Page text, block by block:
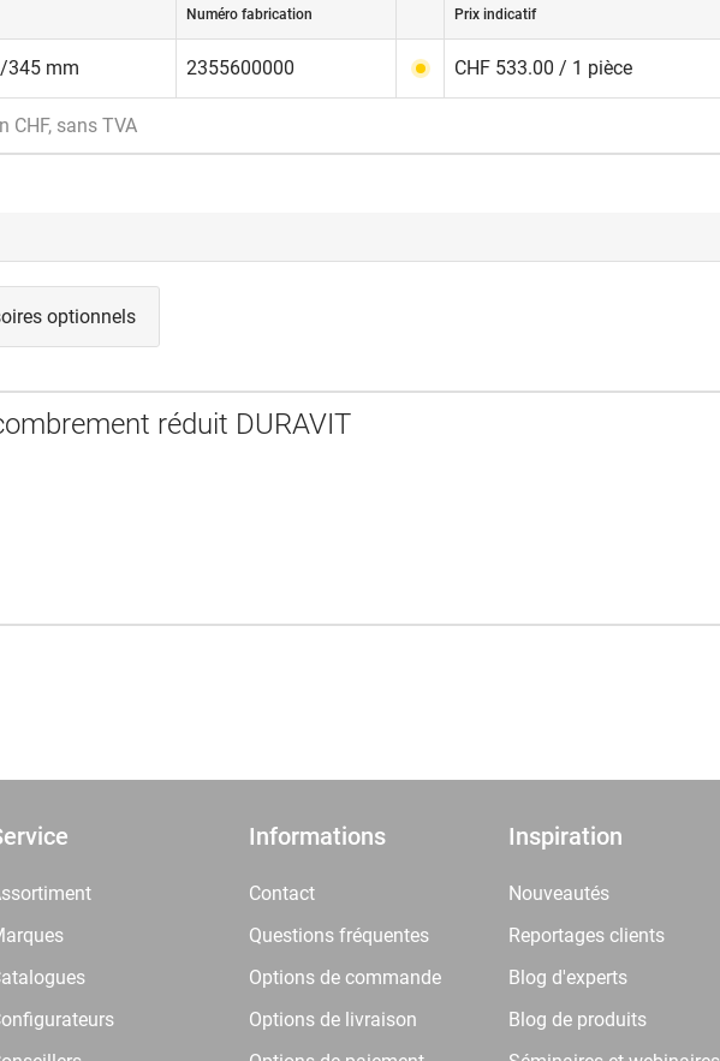
Numéro fabrication Prix indicatif
345 mm 2355600000 CHF 533.00 / 1 pièce
CHF, sans TVA
optionnels
réduit DURAVIT
Informations
Contact
Questions fréquentes
Options de commande
Options de livraison
Inspiration
Nouveautés
Reportages clients
Blog d'experts
Blog de produits